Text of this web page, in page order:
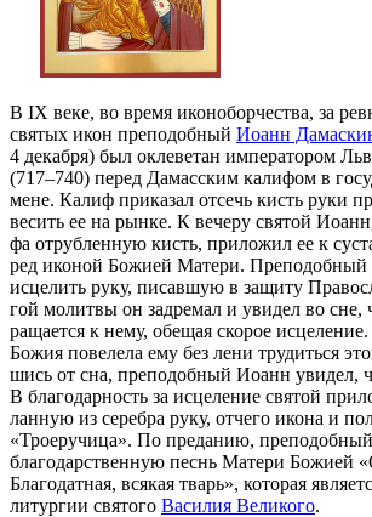
В IX ве­ке, во вре­мя ико­но­бор­че­ства, за
свя­тых икон пре­по­доб­ный Иоанн
4 де­каб­ря) был окле­ве­тан им­пе­ра­то­ром
(717–740) пе­ред Да­мас­ским ка­ли­фом в
мене. Ка­лиф при­ка­зал от­сечь кисть ру­ки
ве­сить ее на рын­ке. К ве­че­ру свя­той
фа от­руб­лен­ную кисть, при­ло­жил ее к
ред ико­ной Бо­жи­ей Ма­те­ри.
ис­це­лить ру­ку, пи­сав­шую в за­щи­ту
гой мо­лит­вы он за­дре­мал и уви­дел во сне,
ра­ща­ет­ся к нему, обе­щая ско­рое
Бо­жия по­ве­ле­ла ему без ле­ни тру­дить­ся
шись от сна, пре­по­доб­ный Иоанн уви­дел,
В бла­го­дар­ность за ис­це­ле­ние свя­той
лан­ную из се­реб­ра ру­ку, от­че­го ико­на и
«Тро­е­ру­чи­ца». По пре­да­нию,
бла­годар­ствен­ную песнь Ма­те­ри Бо­жи­ей
Бла­го­дат­ная, вся­кая тварь», ко­то­рая
ли­тур­гии свя­то­го Ва­си­лия Ве­ли­ко­го.